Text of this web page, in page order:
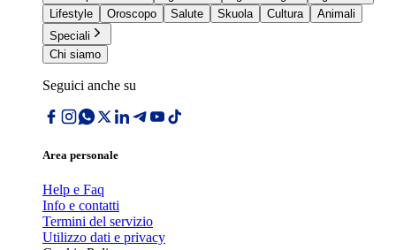
Lifestyle
Oroscopo Salute Skuola Cultura
Animali
Speciali
Chi siamo
Seguici anche su
Area personale
Help e Faq
Info e contatti
Termini del servizio
Utilizzo dati e privacy